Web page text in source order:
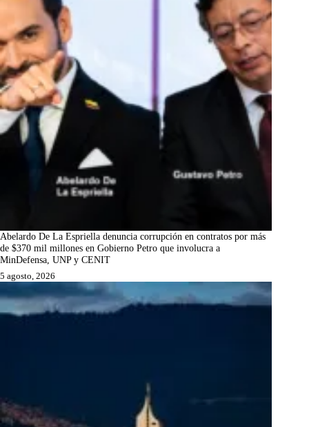
Abelardo De La Espriella denuncia corrupción en contratos por más
de $370 mil millones en Gobierno Petro que involucra a
MinDefensa, UNP y CENIT
5 agosto, 2026